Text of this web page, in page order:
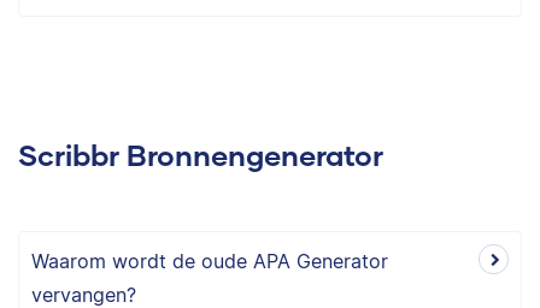
Scribbr Bronnengenerator
Waarom wordt de oude APA Generator
vervangen?